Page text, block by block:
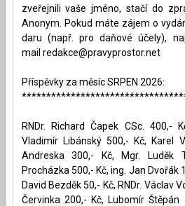
zveřejnili vaše jméno, stačí do
Anonym. Pokud máte zájem o
daru (např. pro daňové účely),
mail redakce@pravyprostor.net
Příspěvky za měsíc SRPEN 2026:
RNDr. Richard Čapek CSc. 400,-
Vladimír Libánský 500,- Kč, Karel
Andreska 300,- Kč, Mgr. Luděk
Procházka 500,- Kč, ing. Jan Dvořák
David Bezděk 50,- Kč, RNDr. Václav
Červinka 200,- Kč, Lubomír Štěpán